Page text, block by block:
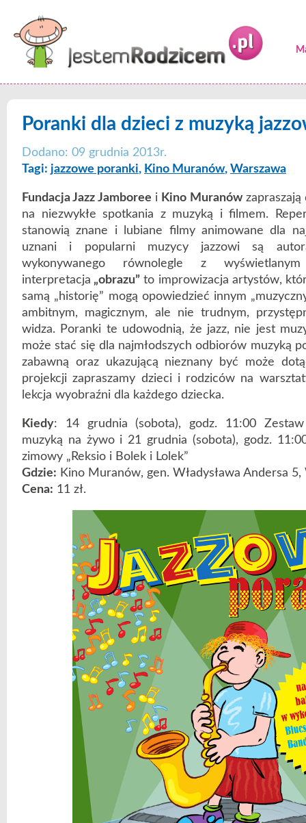
Poranki dla dzieci z muzyką
Dodano: 09 grudnia 2013r.
Tagi: jazzowe poranki, Kino Muranów, Warszawa
Fundacja Jazz Jamboree i Kino Muranówzapraszają
na niezwykłe spotkania z muzyką i filmem.
stanowią znane i lubiane filmy animowane dla
uznani i popularni muzycy jazzowi są
wykonywanego równolegle z
interpretacja „obrazu” to improwizacja artystów,
samą „historię” mogą opowiedzieć innym
ambitnym, magicznym, ale nie trudnym,
widza. Poranki te udowodnią, że jazz, nie jest
może stać się dla najmłodszych odbiorów muzyką
zabawną oraz ukazującą nieznany być może
projekcji zapraszamy dzieci i rodziców na
lekcja wyobraźni dla każdego dziecka.
Kiedy: 14 grudnia (sobota), godz. 11:00
muzyką na żywo i 21 grudnia (sobota), godz.
zimowy „Reksio i Bolek i Lolek”
Gdzie: Kino Muranów, gen. Władysława Andersa 5,
Cena: 11 zł.